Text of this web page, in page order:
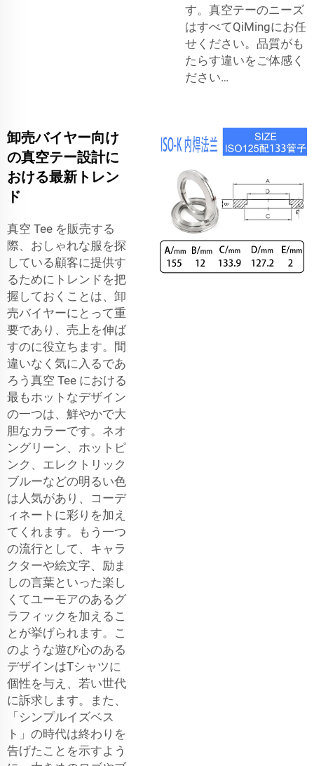
す。真空テーのニーズ
はすべてQiMingにお任
せください。品質がも
たらす違いをご体感く
ださい…
卸売バイヤー向け
の真空テー設計に
おける最新トレン
ド
真空 Tee を販売する
際、おしゃれな服を探
している顧客に提供す
るためにトレンドを把
握しておくことは、卸
売バイヤーにとって重
要であり、売上を伸ば
すのに役立ちます。間
違いなく気に入るであ
ろう真空 Tee における
最もホットなデザイン
の一つは、鮮やかで大
胆なカラーです。ネオ
ングリーン、ホットピ
ンク、エレクトリック
ブルーなどの明るい色
は人気があり、コーデ
ィネートに彩りを加え
てくれます。もう一つ
の流行として、キャラ
クターや絵文字、励ま
しの言葉といった楽し
くてユーモアのあるグ
ラフィックを加えるこ
とが挙げられます。こ
のような遊び心のある
デザインはTシャツに
個性を与え、若い世代
に訴求します。また、
「シンプルイズベス
ト」の時代は終わりを
告げたことを示すよう